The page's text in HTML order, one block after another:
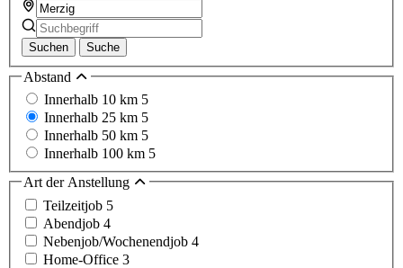
Suchen Suche
Abstand
Innerhalb 10 km 5
Innerhalb 25 km 5
Innerhalb 50 km 5
Innerhalb 100 km 5
Art der Anstellung
Teilzeitjob 5
Abendjob 4
Nebenjob/Wochenendjob 4
Home-Office 3